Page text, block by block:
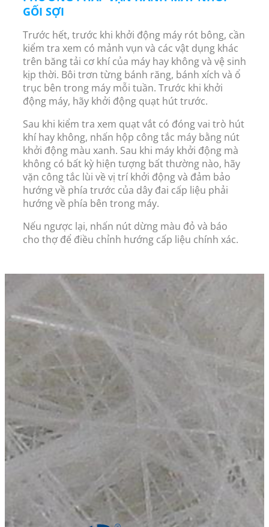
GỐI SỢI
Trước hết, trước khi khởi động máy rót bông, cần
kiểm tra xem có mảnh vụn và các vật dụng khác
trên băng tải cơ khí của máy hay không và vệ sinh
kịp thời. Bôi trơn từng bánh răng, bánh xích và ổ
trục bên trong máy mỗi tuần. Trước khi khởi
động máy, hãy khởi động quạt hút trước.
Sau khi kiểm tra xem quạt vắt có đóng vai trò hút
khí hay không, nhấn hộp công tắc máy bằng nút
khởi động màu xanh. Sau khi máy khởi động mà
không có bất kỳ hiện tượng bất thường nào, hãy
vặn công tắc lùi về vị trí khởi động và đảm bảo
hướng về phía trước của dây đai cấp liệu phải
hướng về phía bên trong máy.
Nếu ngược lại, nhấn nút dừng màu đỏ và báo
cho thợ để điều chỉnh hướng cấp liệu chính xác.